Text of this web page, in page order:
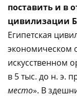
поставить и в
цивилизации
Египетская
экономическом
искусственном
в 5 тыс. до н. э.
место». В